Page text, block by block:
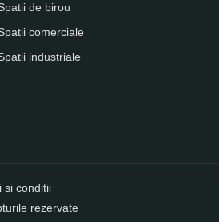
de birou
comerciale
industriale
si conditii
rezervate